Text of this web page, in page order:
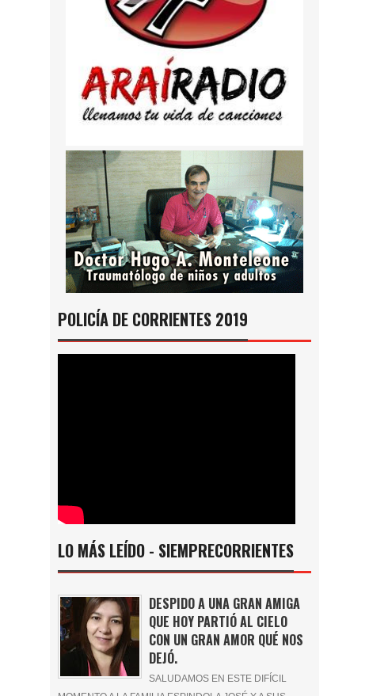
POLICÍA DE CORRIENTES 2019
LO MÁS LEÍDO - SIEMPRECORRIENTES
DESPIDO A UNA GRAN AMIGA
QUE HOY PARTIÓ AL CIELO
CON UN GRAN AMOR QUÉ NOS
DEJÓ.
SALUDAMOS EN ESTE DIFÍCIL